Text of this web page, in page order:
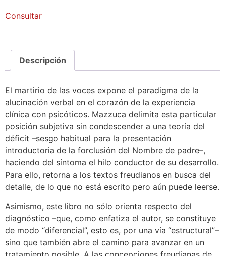
Consultar
Descripción
El martirio de las voces expone el paradigma de la
alucinación verbal en el corazón de la experiencia
clínica con psicóticos. Mazzuca delimita esta particular
posición subjetiva sin condescender a una teoría del
déficit –sesgo habitual para la presentación
introductoria de la forclusión del Nombre de padre–,
haciendo del síntoma el hilo conductor de su desarrollo.
Para ello, retorna a los textos freudianos en busca del
detalle, de lo que no está escrito pero aún puede leerse.
Asimismo, este libro no sólo orienta respecto del
diagnóstico –que, como enfatiza el autor, se constituye
de modo “diferencial”, esto es, por una vía “estructural”–
sino que también abre el camino para avanzar en un